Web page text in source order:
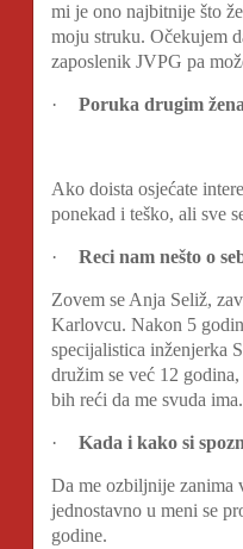
mi je ono najbitnije što
moju struku. Očekujem
zaposlenik JVPG pa
· Poruka drugim
Ako doista osjećate
ponekad i teško, ali sve
· Reci nam nešto o
Zovem se Anja Seliž,
Karlovcu. Nakon 5
specijalistica inženjerka
družim se već 12
bih reći da me svuda
· Kada i kako si
Da me ozbiljnije zanima
jednostavno u meni se
godine.